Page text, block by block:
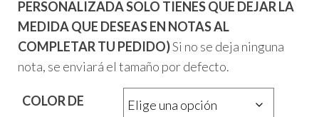
PERSONALIZADA SOLO TIENES QUE DEJAR LA
MEDIDA QUE DESEAS EN NOTAS AL
COMPLETAR TU PEDIDO)Si no se deja ninguna
nota, se enviará el tamaño por defecto.
COLOR DE